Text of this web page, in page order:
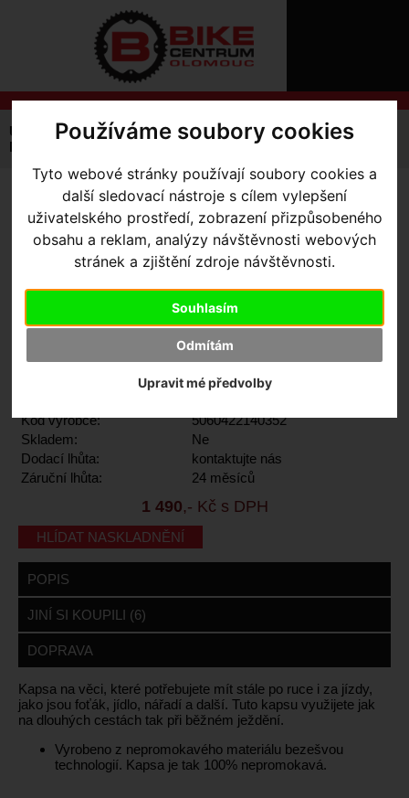
Používáme soubory cookies
Tyto webové stránky používají soubory cookies a
další sledovací nástroje s cílem vylepšení
uživatelského prostředí, zobrazení přizpůsobeného
obsahu a reklam, analýzy návštěvnosti webových
stránek a zjištění zdroje návštěvnosti.
Souhlasím
Odmítám
Upravit mé předvolby
O
NÁKUPU
REGISTRACE
ZTRATILI
Úvodní strana Výbava pro kolo
Brašny / Úložiště
Na rám
Brašna Apidura Expedition top tube pack 1L
BRAŠNA APIDURA
EXPEDITION TOP TUBE
PACK 1L
Kód výrobce:
5060422140352
Skladem:
Ne
Dodací lhůta:
kontaktujte nás
Záruční lhůta:
24 měsíců
1 490,- Kč s DPH
HLÍDAT NASKLADNĚNÍ
POPIS
JINÍ SI KOUPILI (6)
DOPRAVA
Kapsa na věci, které potřebujete mít stále po ruce i za jízdy,
jako jsou foťák, jídlo, nářadí a další. Tuto kapsu využijete jak
na dlouhých cestách tak při běžném ježdění.
Vyrobeno z nepromokavého materiálu bezešvou
technologií. Kapsa je tak 100% nepromokavá.